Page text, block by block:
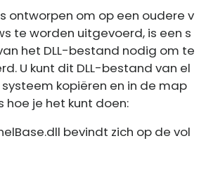
ontworpen om op een oudere v
te worden uitgevoerd, is een s
het DLL-bestand nodig om te
U kunt dit DLL-bestand van el
kopiëren en in de map
hoe je het kunt doen:
bevindt zich op de vol